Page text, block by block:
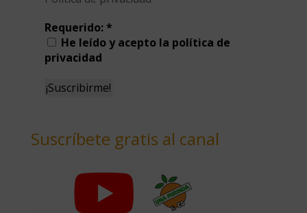
Requerido:*
He leído y acepto la política de
privacidad
Suscríbete gratis al canal